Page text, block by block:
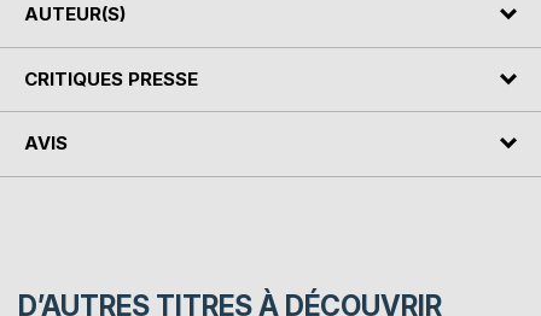
AUTEUR(S)
CRITIQUES PRESSE
AVIS
D’AUTRES TITRES À DÉCOUVRIR